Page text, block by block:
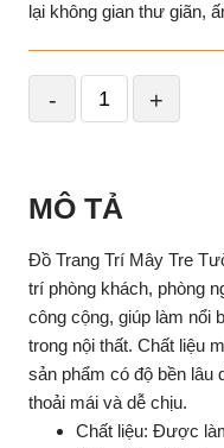
lại không gian thư giãn,
- +
MÔ TẢ
Đồ Trang Trí Mây Tre
trí phòng khách, phòng
công cộng, giúp làm nổi
trong nội thất. Chất liệu
sản phẩm có độ bền lâu
thoải mái và dễ chịu.
Chất liệu: Được